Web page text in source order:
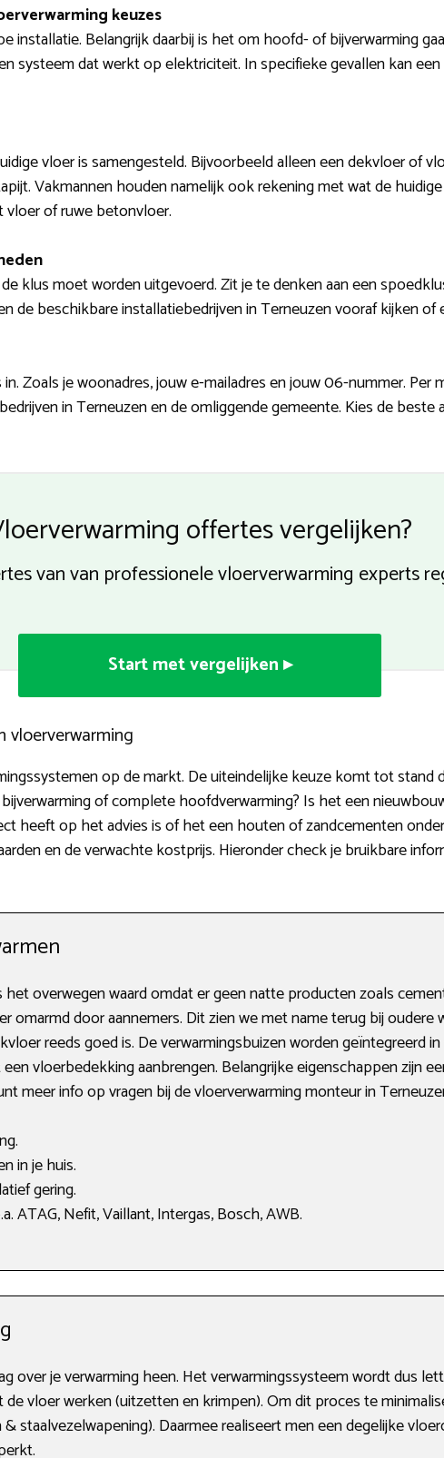
keuzes
installatie. Belangrijk daarbij is het om hoofd- of bijverwarming
systeem dat werkt op elektriciteit. In specifieke gevallen kan
vloer is samengesteld. Bijvoorbeeld alleen een dekvloer of
Vakmannen houden namelijk ook rekening met wat de
vloer of ruwe betonvloer.
klus moet worden uitgevoerd. Zit je te denken aan een
de beschikbare installatiebedrijven in Terneuzen vooraf kijken of
Zoals je woonadres, jouw e-mailadres en jouw 06-nummer. Per
in Terneuzen en de omliggende gemeente. Kies de beste
offertes vergelijken?
van van professionele vloerverwarming experts
Start met vergelijken ▸
vloerverwarming
op de markt. De uiteindelijke keuze komt tot
of complete hoofdverwarming? Is het een
heeft op het advies is of het een houten of zandcementen
en de verwachte kostprijs. Hieronder check je bruikbare
overwegen waard omdat er geen natte producten zoals
omarmd door aannemers. Dit zien we met name terug bij oudere
reeds goed is. De verwarmingsbuizen worden geïntegreerd
vloerbedekking aanbrengen. Belangrijke eigenschappen zijn
meer info op vragen bij de vloerverwarming monteur in
in je huis.
gering.
ATAG, Nefit, Vaillant, Intergas, Bosch, AWB.
over je verwarming heen. Het verwarmingssysteem wordt dus
vloer werken (uitzetten en krimpen). Om dit proces te
staalvezelwapening). Daarmee realiseert men een degelijke